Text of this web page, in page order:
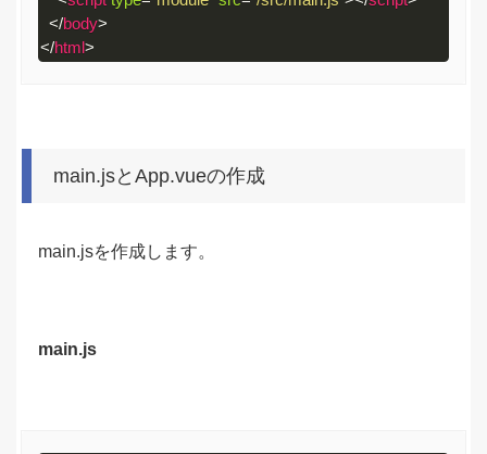
</body>
</html>
xml )
main.jsとApp.vueの作成
main.jsを作成します。
main.js